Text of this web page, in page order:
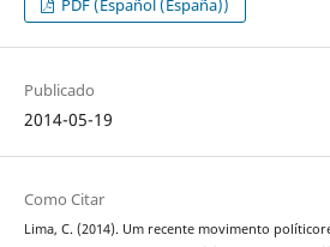
PDF (Español (España))
Publicado
2014-05-19
Como Citar
Lima, C. (2014). Um recente movimento